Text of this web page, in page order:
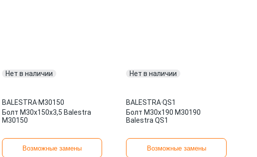
Нет в наличии
BALESTRA·M30150
Болт М30x150x3,5 Balestra
M30150
Возможные замены
Нет в наличии
BALESTRA·QS1
Болт М30x190 M30190
Balestra QS1
Возможные замены